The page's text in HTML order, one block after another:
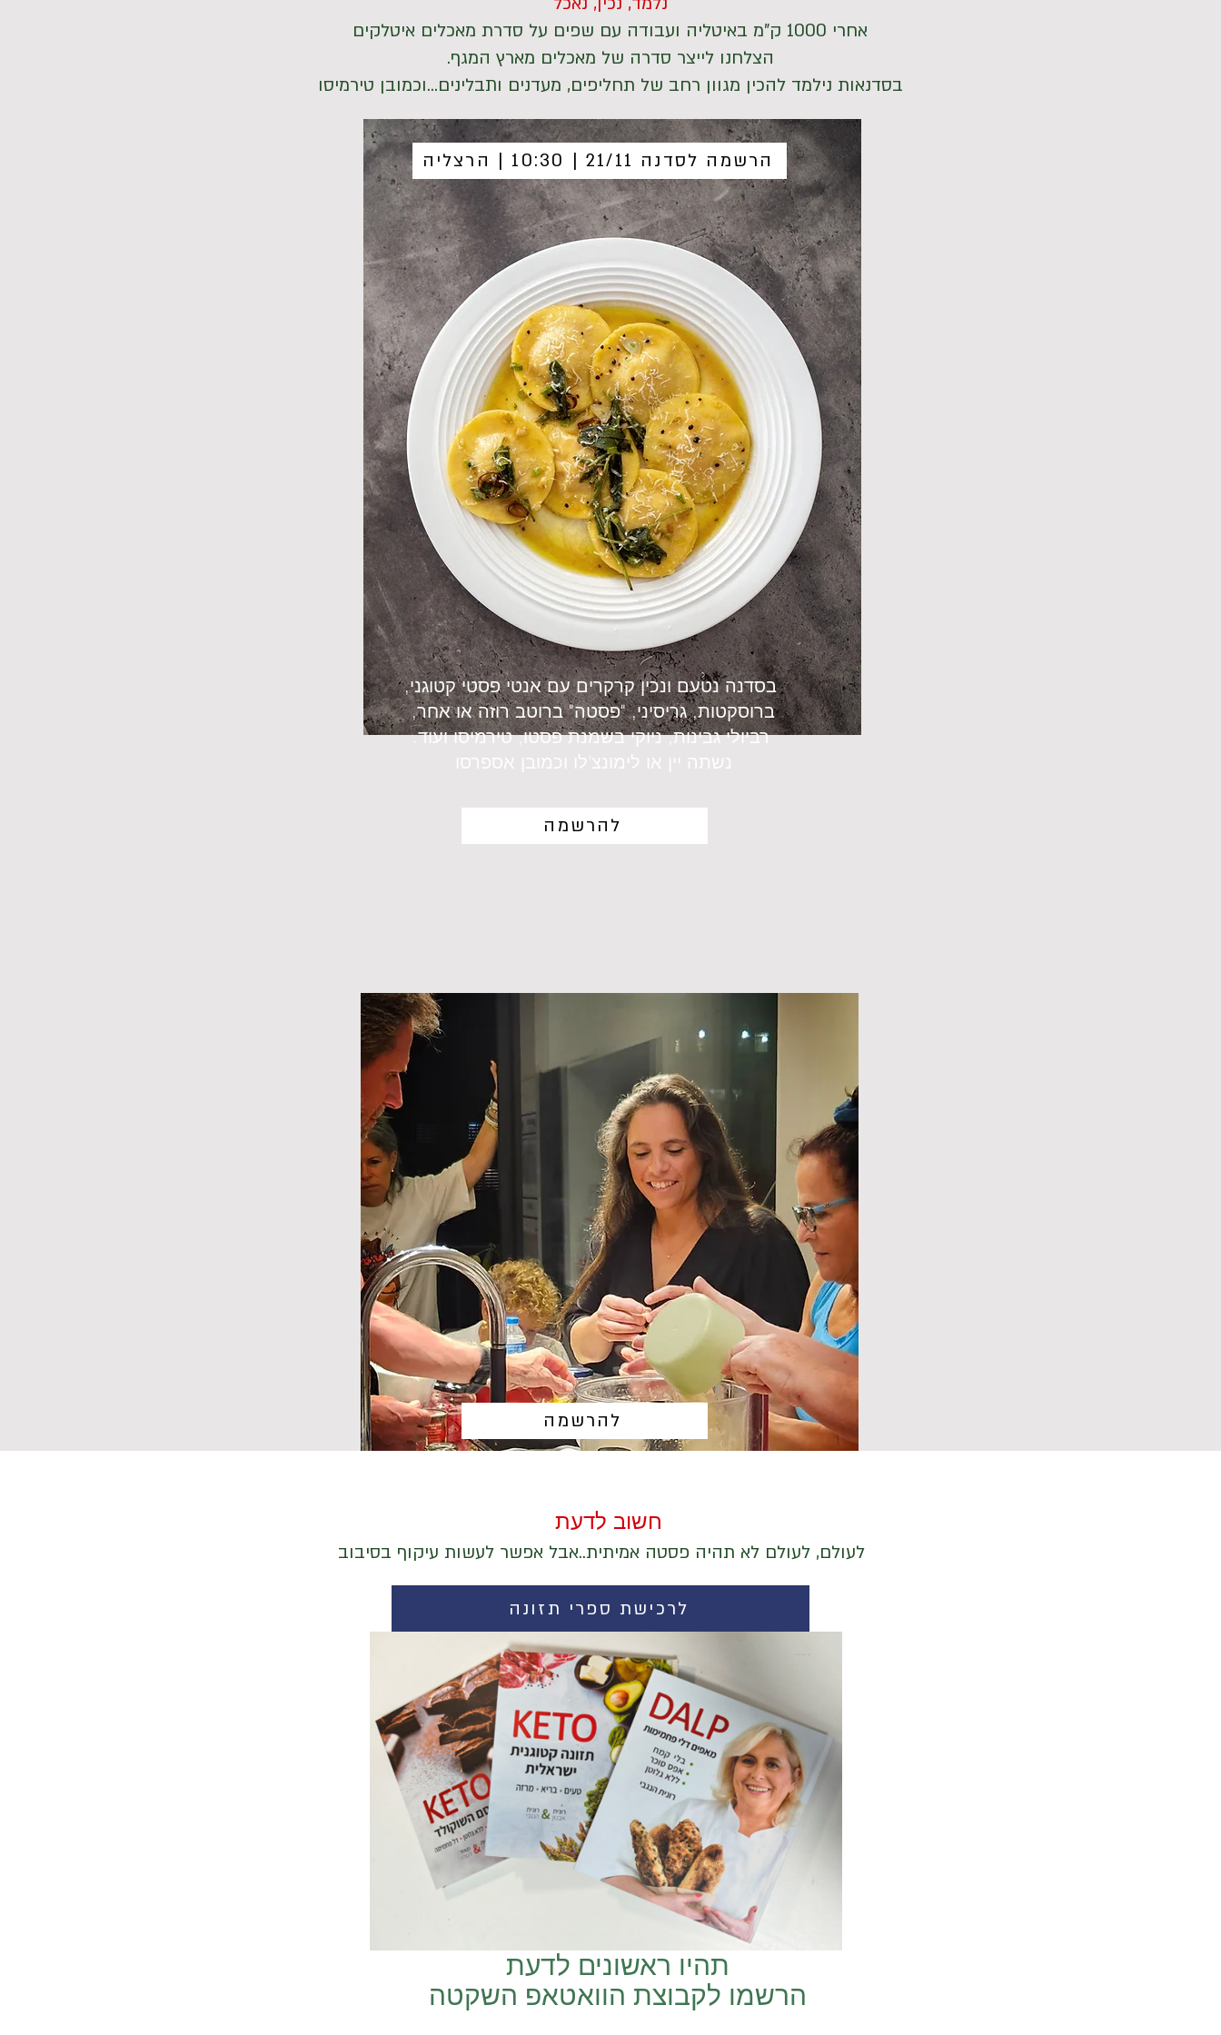
אחרי 1000 ק"מ באיטליה ועבודה עם שפים על סדרת מאכלים איטלקים
הצלחנו לייצר סדרה של מאכלים מארץ המגף.
בסדנאות נילמד להכין מגוון רחב של תחליפים, מעדנים ותבלינים...וכמובן טירמיסו
בסדנה נטעם ונכין קרקרים עם אנטי פסטי קטוגני,
ברוסקטות, גריסיני, "פסטה" ברוטב רוזה או אחר,
רביולי גבינות, ניוקי בשמנת פסטו, טירמיסו ועוד.
נשתה יין או לימונצ'לו וכמובן אספרסו
להרשמה
הרשמה לסדנה 21/11 | 10:30 | הרצליה
להרשמה
חשוב לדעת
לעולם, לעולם לא תהיה פסטה אמיתית..אבל אפשר לעשות עיקוף בסיבוב
לרכישת ספרי תזונה
תהיו ראשונים לדעת
הרשמו לקבוצת הוואטאפ השקטה